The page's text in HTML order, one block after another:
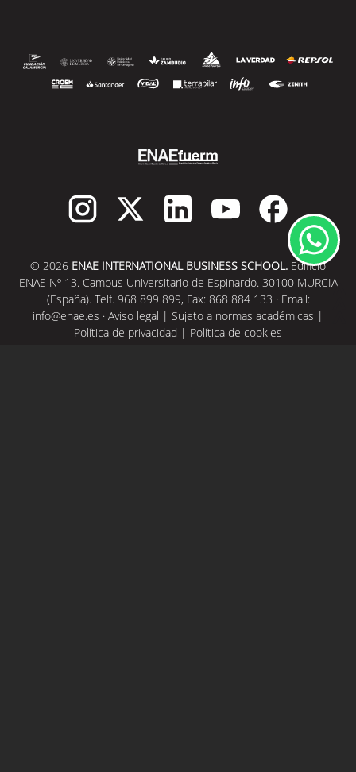
© 2026 ENAE INTERNATIONAL BUSINESS SCHOOL. Edificio
ENAE Nº 13. Campus Universitario de Espinardo. 30100 MURCIA
(España). Telf. 968 899 899, Fax: 868 884 133 · Email:
info@enae.es · Aviso legal | Sujeto a normas académicas |
Política de privacidad | Política de cookies